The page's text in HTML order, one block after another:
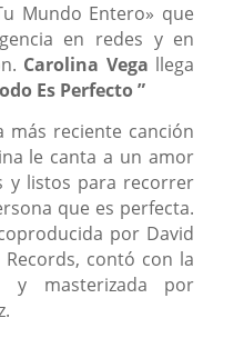
Mundo Entero» que
en redes y en
Carolina Vega llega
Es Perfecto ”
más reciente canción
le canta a un amor
y listos para recorrer
que es perfecta.
por David
contó con la
y masterizada por